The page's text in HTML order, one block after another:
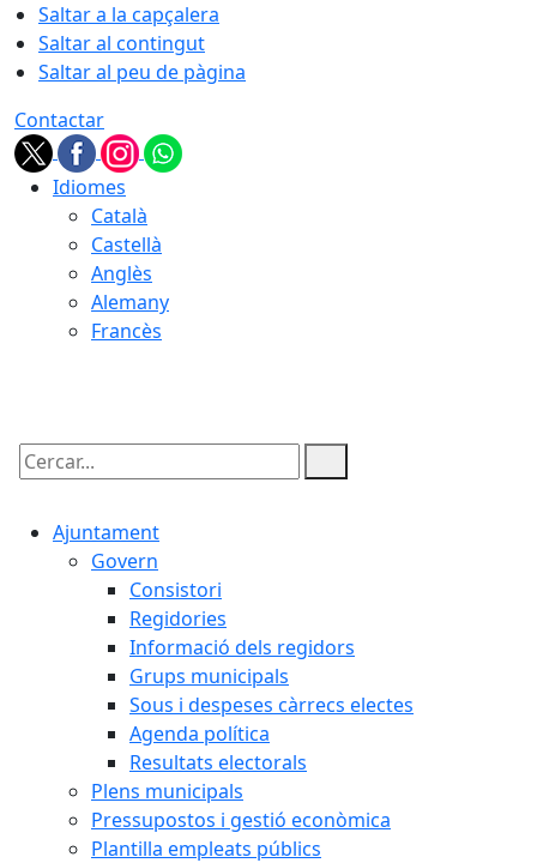
Saltar a la capçalera
Saltar al contingut
Saltar al peu de pàgina
Contactar
Idiomes
Català
Castellà
Anglès
Alemany
Francès
Cercar:
Ajuntament
Govern
Consistori
Regidories
Informació dels regidors
Grups municipals
Sous i despeses càrrecs electes
Agenda política
Resultats electorals
Plens municipals
Pressupostos i gestió econòmica
Plantilla empleats públics